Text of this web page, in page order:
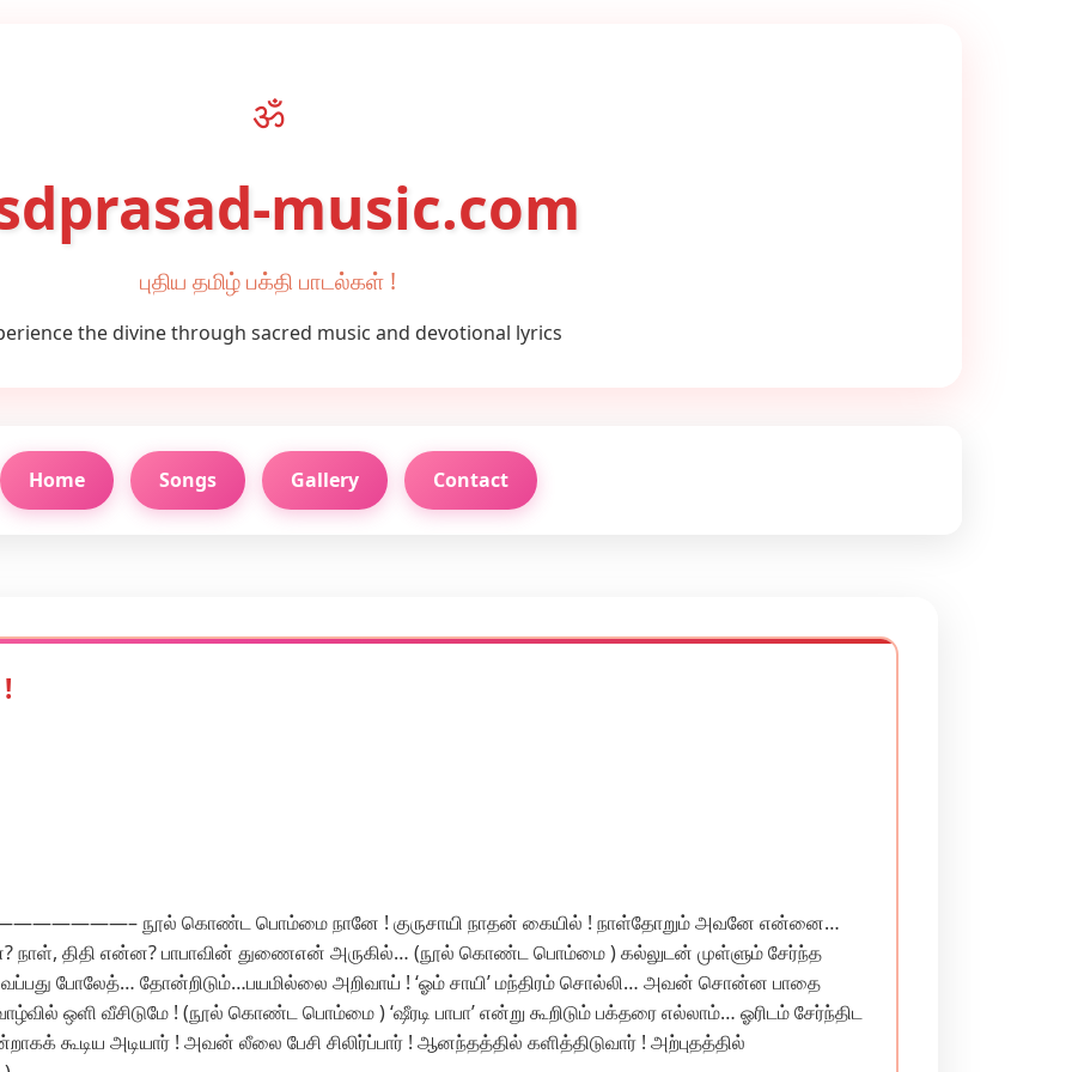
ॐ
music.com
புதிய தமிழ் பக்தி பாடல்கள் !
the divine through sacred music and devotional lyrics
Home Songs Gallery Contact
நூல் கொண்ட பொம்மை நானே ! குருசாயி நாதன் கையில் ! நாள்தோறும் அவனே என்னை…
நாள், திதி என்ன? பாபாவின் துணைஎன் அருகில்… (நூல் கொண்ட பொம்மை ) கல்லுடன் முள்ளும் சேர்ந்த
போலேத்… தோன்றிடும்…பயமில்லை அறிவாய் ! ‘ஓம் சாயி’ மந்திரம் சொல்லி… அவன் சொன்ன பாதை
ஒளி வீசிடுமே ! (நூல் கொண்ட பொம்மை ) ‘ஷீரடி பாபா’ என்று கூறிடும் பக்தரை எல்லாம்… ஓரிடம் சேர்ந்திட
கூடிய அடியார் ! அவன் லீலை பேசி சிலிர்ப்பார் ! ஆனந்தத்தில் களித்திடுவார் ! அற்புதத்தில்